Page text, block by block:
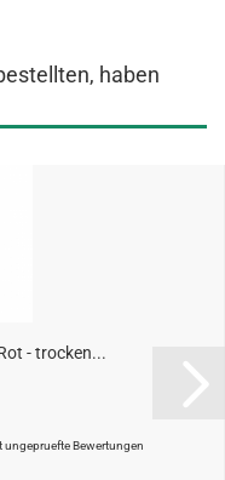
haben
- trocken...
ungepruefte Bewertungen